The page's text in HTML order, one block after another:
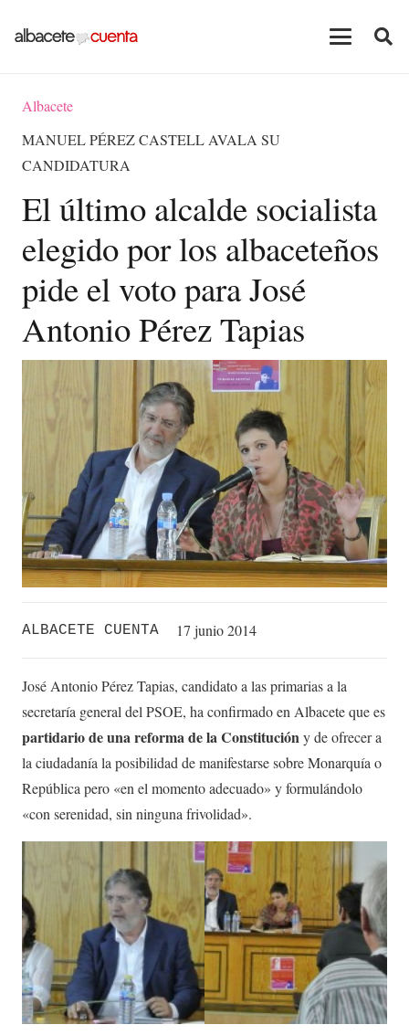
Albacete
MANUEL PÉREZ CASTELL AVALA SU
CANDIDATURA
El último alcalde socialista
elegido por los albaceteños
pide el voto para José
Antonio Pérez Tapias
ALBACETE CUENTA 17 junio 2014
José Antonio Pérez Tapias, candidato a las primarias a la
secretaría general del PSOE, ha confirmado en Albacete que es
partidario de una reforma de la Constitucióny de ofrecer a
la ciudadanía la posibilidad de manifestarse sobre Monarquía o
República pero «en el momento adecuado» y formulándolo
«con serenidad, sin ninguna frivolidad».